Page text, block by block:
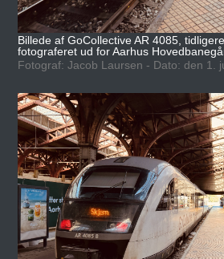
Billede af GoCollective AR 4085,
fotograferet ud for Aarhus
Fotograf: Jacob Laursen - Dato: den 1.